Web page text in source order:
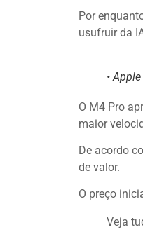
Por
usufruir da
• Apple
O M4 Pro
maior
De acordo
de valor.
O preço
Veja